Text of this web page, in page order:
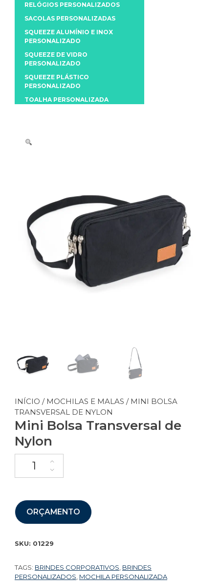
INÍCIO / MOCHILAS E MALAS / MINI BOLSA
TRANSVERSAL DE NYLON
Mini Bolsa Transversal de
Nylon
ORÇAMENTO
SKU: 01229
TAGS: BRINDES CORPORATIVOS BRINDES
PERSONALIZADOS MOCHILA PERSONALIZADA
RELÓGIOS PERSONALIZADOS
SACOLAS PERSONALIZADAS
SQUEEZE ALUMÍNIO E INOX
PERSONALIZADO
SQUEEZE DE VIDRO
PERSONALIZADO
SQUEEZE PLÁSTICO
PERSONALIZADO
TOALHA PERSONALIZADA